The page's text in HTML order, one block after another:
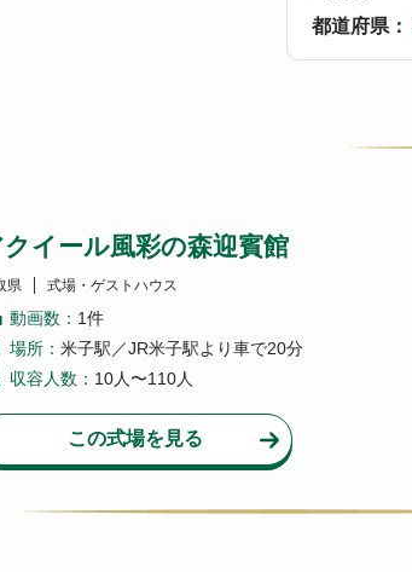
都道府県：
クイール風彩の森迎賓館
県 式場・ゲストハウス
動画数： 1件
場所： 米子駅／JR米子駅より車で20分
収容人数： 10人〜110人
この式場を見る